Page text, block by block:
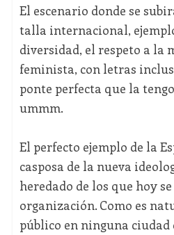
El escenario donde se
talla internacional,
diversidad, el respeto a la
feminista, con letras
ponte perfecta que la
ummm.
El perfecto ejemplo de la
casposa de la nueva
heredado de los que hoy
organización. Como es
público en ninguna ciudad